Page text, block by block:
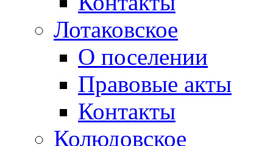
Лотаковское
О поселении
Правовые акты
Контакты
Колюдовское